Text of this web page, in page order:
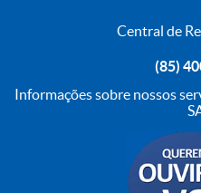
Central de
(85)
Informações sobre nossos